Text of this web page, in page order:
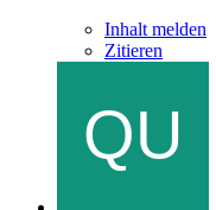
Inhalt melden
Zitieren